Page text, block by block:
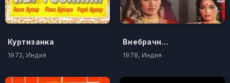
Куртизанка
1972, Индия
Внебрачный сын
1978, Индия